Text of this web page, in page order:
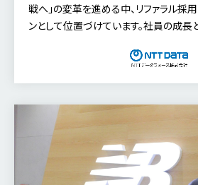
戦へ」の変革を進める中、リファラル採
ンとして位置づけています。社員の成
は、代表取締役社長 池野 元就氏にお話